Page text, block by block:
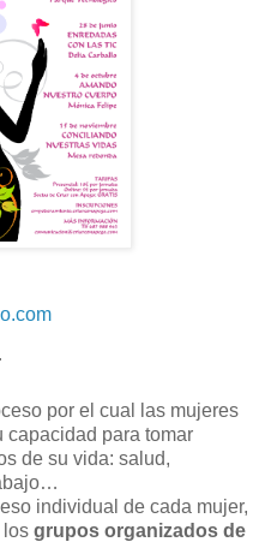
por el cual las mujeres
capacidad para tomar
de su vida: salud,
individual de cada mujer,
los grupos organizados de